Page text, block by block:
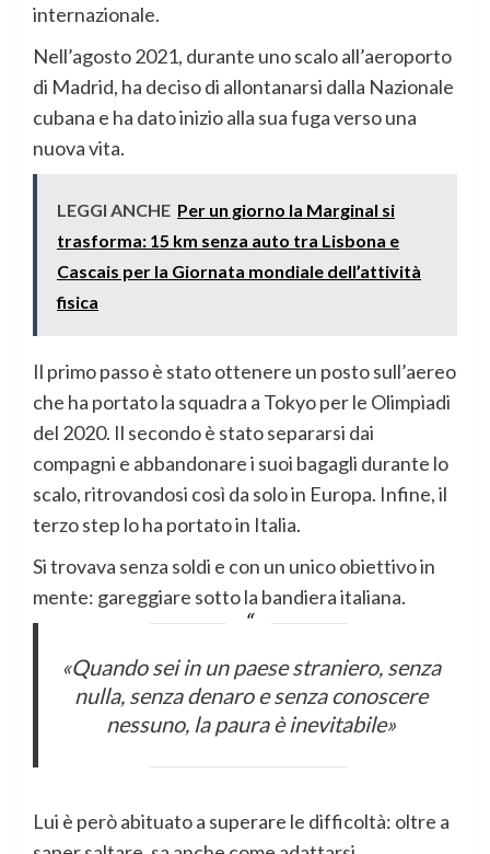
internazionale.
Nell’agosto 2021, durante uno scalo all’aeroporto
di Madrid, ha deciso di allontanarsi dalla Nazionale
cubana e ha dato inizio alla sua fuga verso una
nuova vita.
LEGGI ANCHE Per un giorno la Marginal si
trasforma: 15 km senza auto tra Lisbona e
Cascais per la Giornata mondiale dell’attività
fisica
Il primo passo è stato ottenere un posto sull’aereo
che ha portato la squadra a Tokyo per le Olimpiadi
del 2020. Il secondo è stato separarsi dai
compagni e abbandonare i suoi bagagli durante lo
scalo, ritrovandosi così da solo in Europa. Infine, il
terzo step lo ha portato in Italia.
Si trovava senza soldi e con un unico obiettivo in
mente: gareggiare sotto la bandiera italiana.
«Quando sei in un paese straniero, senza
nulla, senza denaro e senza conoscere
nessuno, la paura è inevitabile»
Lui è però abituato a superare le difficoltà: oltre a